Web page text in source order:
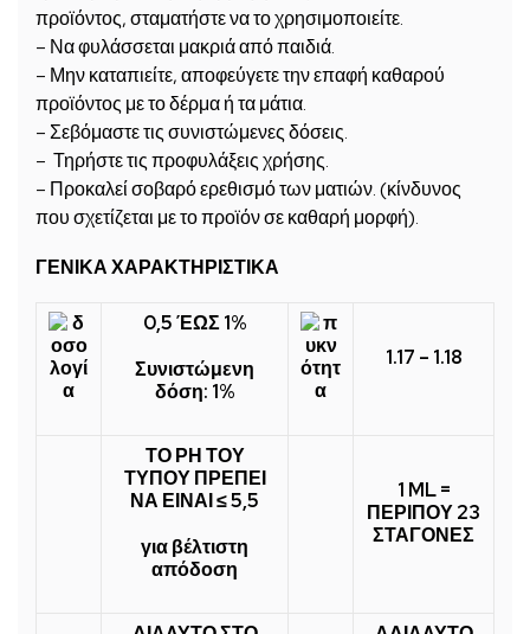
προϊόντος, σταματήστε να το χρησιμοποιείτε.
– Να φυλάσσεται μακριά από παιδιά.
– Μην καταπιείτε, αποφεύγετε την επαφή καθαρού
προϊόντος με το δέρμα ή τα μάτια.
– Σεβόμαστε τις συνιστώμενες δόσεις.
– Τηρήστε τις προφυλάξεις χρήσης.
– Προκαλεί σοβαρό ερεθισμό των ματιών. (κίνδυνος
που σχετίζεται με το προϊόν σε καθαρή μορφή).
ΓΕΝΙΚΑ ΧΑΡΑΚΤΗΡΙΣΤΙΚΑ
0,5 ΈΩΣ 1%
Συνιστώμενη
δόση: 1%
1.17 – 1.18
ΤΟ ΡΗ ΤΟΥ
ΤΥΠΟΥ ΠΡΕΠΕΙ
ΝΑ ΕΙΝΑΙ ≤ 5,5
για βέλτιστη
απόδοση
1 ML =
ΠΕΡΙΠΟΥ 23
ΣΤΑΓΟΝΕΣ